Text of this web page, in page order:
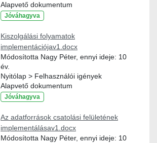
Alapvető dokumentum
Jóváhagyva
Kiszolgálási folyamatok
implementációjav1.docx
Módosította Nagy Péter, ennyi ideje: 10
év.
Nyitólap > Felhasználói igények
Alapvető dokumentum
Jóváhagyva
Az adatforrások csatolási felületének
implementálásav1.docx
Módosította Nagy Péter, ennyi ideje: 10